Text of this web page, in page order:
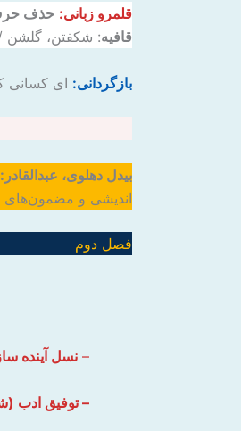
قلمرو زبانی: حذف
قافیه: شکفتن، گلشن
بازگردانی: ای کسانی
بیدل دهلوی، عبدالقادر:
اندیشی و
فصل دوم
– نسل آینده
– توفیق ادب